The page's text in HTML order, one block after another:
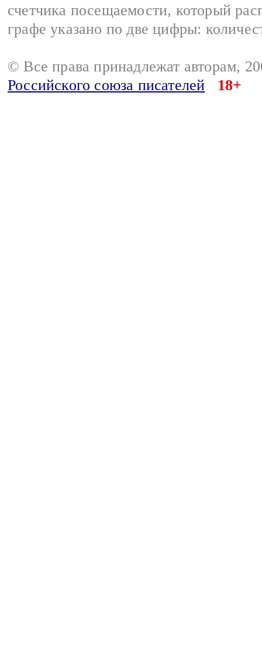
счетчика посещаемости, который
графе указано по две цифры:
© Все права принадлежат авторам,
Российского союза писателей
18+